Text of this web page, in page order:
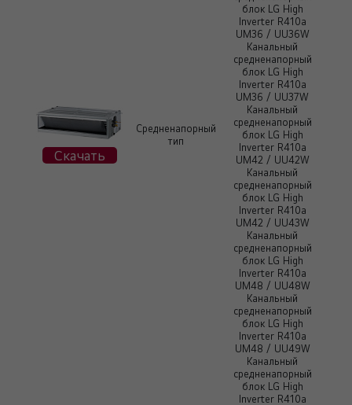
Скачать
Средненапорный
тип
блок LG High
Inverter R410a
UM36 / UU36W
Канальный
средненапорный
блок LG High
Inverter R410a
UM36 / UU37W
Канальный
средненапорный
блок LG High
Inverter R410a
UM42 / UU42W
Канальный
средненапорный
блок LG High
Inverter R410a
UM42 / UU43W
Канальный
средненапорный
блок LG High
Inverter R410a
UM48 / UU48W
Канальный
средненапорный
блок LG High
Inverter R410a
UM48 / UU49W
Канальный
средненапорный
блок LG High
Inverter R410a